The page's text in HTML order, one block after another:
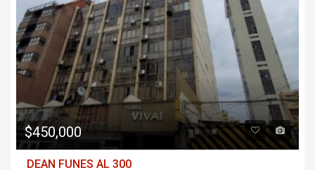
$450,000
DEAN FUNES AL 300